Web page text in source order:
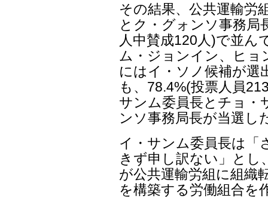
その結果、公共運輸労
とク・グォンソ事務局
人中賛成120人)で並ん
ム・ジョンイン、ヒョ
にはイ・ソノ候補が選
も、78.4%(投票人員
サンム委員長とチョ・
ンソ事務局長が当選し
イ・サンム委員長は「
きず申し訳ない」とし
が公共運輸労組に組織
を構築する労働組合を